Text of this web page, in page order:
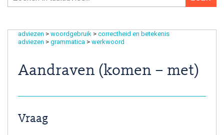
adviezen > woordgebruik > correctheid en betekenis
adviezen > grammatica > werkwoord
Aandraven (komen – met)
Vraag